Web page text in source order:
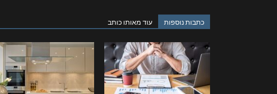
כתבות נוספות עוד מאותו כותב